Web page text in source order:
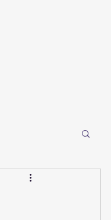
Torreón